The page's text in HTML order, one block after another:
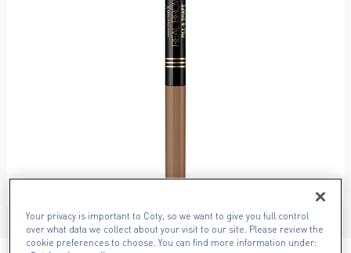
ITEM 01 (CURRENT SLIDE)
ITEM 02
ITEM 03
ITEM 04
Your privacy is important to Coty, so we want to give you full control
over what data we collect about your visit to our site. Please review the
cookie preferences to choose. You can find more information under: